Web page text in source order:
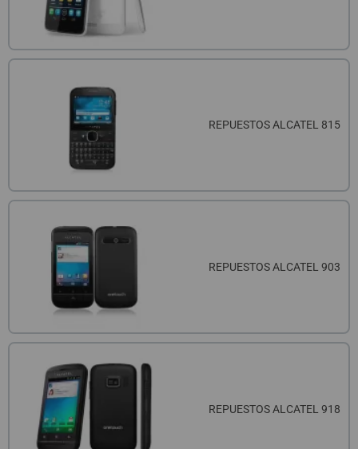
REPUESTOS ALCATEL 815
REPUESTOS ALCATEL 903
REPUESTOS ALCATEL 918